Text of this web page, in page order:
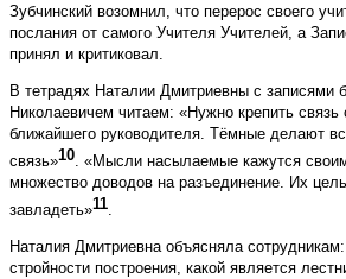
Зубчинский возомнил, что перерос своего
послания от самого Учителя Учителей, а
принял и критиковал.
В тетрадях Наталии Дмитриевны с записями
Николаевичем читаем: «Нужно крепить связь
ближайшего руководителя. Тёмные делают
связь»10 . «Мысли насылаемые кажутся
множество доводов на разъединение. Их
завладеть»11.
Наталия Дмитриевна объясняла
стройности построения, какой является